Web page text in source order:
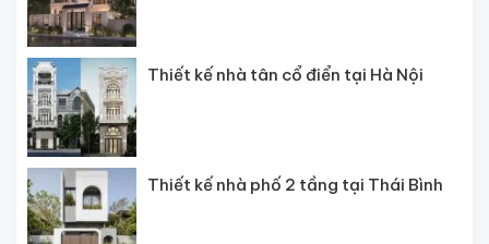
Thiết kế nhà tân cổ điển tại Hà Nội
Thiết kế nhà phố 2 tầng tại Thái Bình